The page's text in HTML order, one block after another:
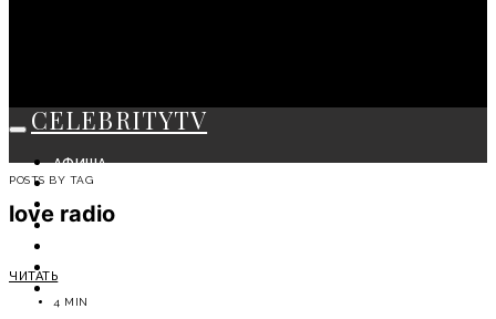
CELEBRITYTV
АФИША
СОБЫТИЯ
КРАСОТА
МОДА
POSTS BY TAG
love radio
ЧИТАТЬ
4 MIN